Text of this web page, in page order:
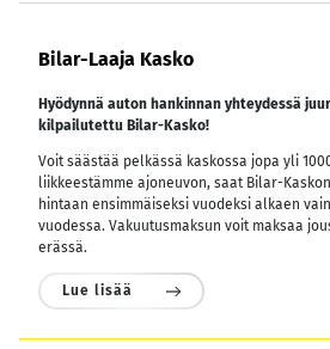
Bilar-Laaja Kasko
Hyödynnä auton hankinnan yhteydessä
kilpailutettu Bilar-Kasko!
Voit säästää pelkässä kaskossa jopa yli
liikkeestämme ajoneuvon, saat Bilar-
hintaan ensimmäiseksi vuodeksi alkaen
vuodessa. Vakuutusmaksun voit maksaa
erässä.
Lue lisää